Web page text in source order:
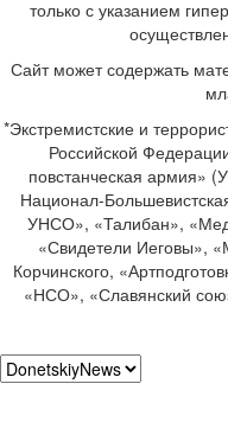
только с указанием
Сайт может содержать
*Экстремистские и
Российской
повстанческая армия»
Национал-
УНСО», «Талибан»,
«Свидетели Иеговы»,
Корчинского,
«НСО», «Славянский